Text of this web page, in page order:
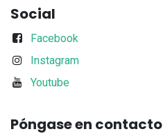
Social
Facebook
Instagram
Youtube
Póngase en contacto